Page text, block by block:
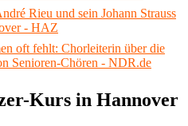
Rieu und sein Johann Strauss
- HAZ
oft fehlt: Chorleiterin über die
Senioren-Chören - NDR.de
Kurs in Hannover